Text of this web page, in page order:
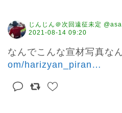
じんじん＠次回遠征未定
2021-08-14 09:20
なんでこんな宣材写真
om/harizyan_piran …